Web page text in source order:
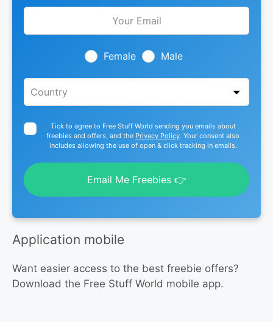
Leave
Female Male
Tick to agree to Free Stuff World sending you emails about
freebies and offers, and the Privacy Policy. Your consent also
includes allowing the use of open & click tracking in emails.
Email Me Freebies 👉
Application mobile
Want easier access to the best freebie offers?
Download the Free Stuff World mobile app.